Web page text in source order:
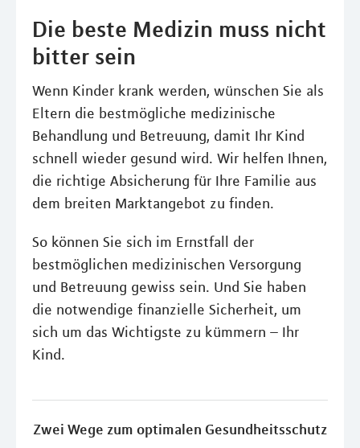
Die beste Medizin muss nicht
bitter sein
Wenn Kinder krank werden, wünschen Sie als
Eltern die bestmögliche medizinische
Behandlung und Betreuung, damit Ihr Kind
schnell wieder gesund wird. Wir helfen Ihnen,
die richtige Absicherung für Ihre Familie aus
dem breiten Marktangebot zu finden.
So können Sie sich im Ernstfall der
bestmöglichen medizinischen Versorgung
und Betreuung gewiss sein. Und Sie haben
die notwendige finanzielle Sicherheit, um
sich um das Wichtigste zu kümmern – Ihr
Kind.
Zwei Wege zum optimalen Gesundheitsschutz